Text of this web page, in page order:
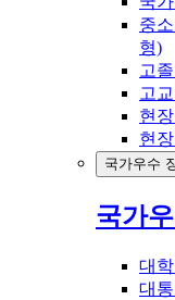
중
형)
고
고
현
현
국가우수
국가
대
대